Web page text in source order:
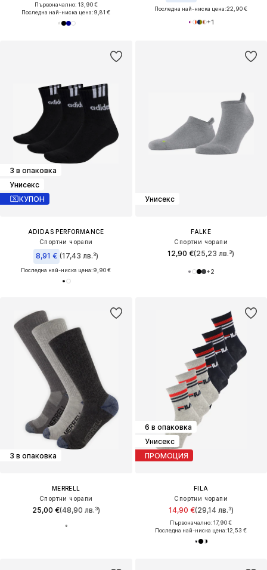
Първоначално: 13,90 €
Последна най-ниска цена:9,81 €
Последна най-ниска цена:22,90 €
+1
3 в опаковка
Унисекс
КУПОН
ADIDAS PERFORMANCE
Спортни чорапи
8,91 € (17,43 лв.³)
Последна най-ниска цена:9,90 €
Унисекс
FALKE
Спортни чорапи
12,90 €(25,23 лв.³)
+2
3 в опаковка
MERRELL
Спортни чорапи
25,00 €(48,90 лв.³)
6 в опаковка
Унисекс
ПРОМОЦИЯ
FILA
Спортни чорапи
14,90 €(29,14 лв.³)
Първоначално: 17,90 €
Последна най-ниска цена:12,53 €